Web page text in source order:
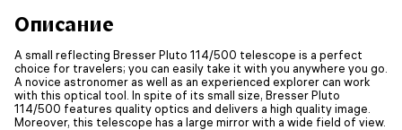
Описание
A small reflecting Bresser Pluto 114/500 telescope is a perfect
choice for travelers; you can easily take it with you anywhere you go.
A novice astronomer as well as an experienced explorer can work
with this optical tool. In spite of its small size, Bresser Pluto
114/500 features quality optics and delivers a high quality image.
Moreover, this telescope has a large mirror with a wide field of view.